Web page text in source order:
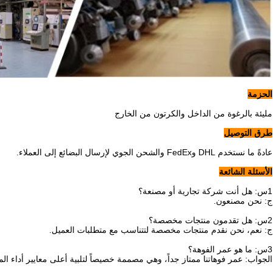
الحزمة
مليئة بالرغوة من الداخل والكرتون من الخارج
طرق التوصيل
عادةً ما نستخدم DHL وFedEx والشحن الجوي لإرسال البضائع إلى العملاء.
الأسئلة الشائعة
1س: هل أنت شركة تجارية أو مصنعة؟
ج: نحن مصنعون.
2س: هل تقدمون منتجات مخصصة؟
ج: نعم، نحن نقدم منتجات مخصصة لتتناسب مع متطلبات العميل.
3س: ما هو عمر الفوهة؟
الجواب: عمر فوهاتنا ممتاز جداً، وهي مصممة خصيصاً لتلبية أعلى معايير أداء